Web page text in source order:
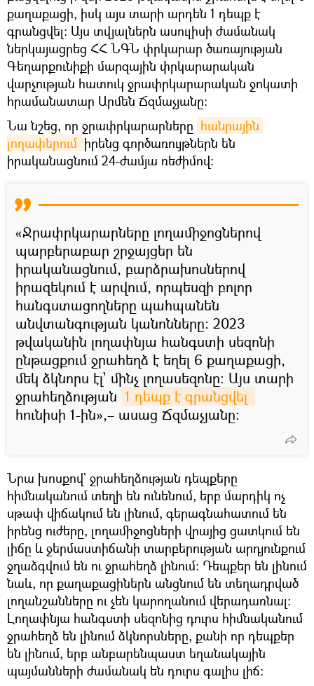
քաղաքացի, իսկ այս տարի արդեն 1 դեպք է
գրանցվել։ Այս տվյալներն ասուլիսի ժամանակ
ներկայացրեց ՀՀ ՆԳՆ փրկարար ծառայության
Գեղարքունիքի մարզային փրկարարական
վարչության հատուկ ջրափրկարարական ջոկատի
հրամանատար Արմեն Ճզմաչյանը։
Նա նշեց, որ ջրափրկարարները հանրային
լողափերում իրենց գործառույթներն են
իրականացնում 24-ժամյա ռեժիմով։
«Ջրափրկարարները լողամիջոցներով
պարբերաբար շրջայցեր են
իրականացնում, բարձրախոսներով
իրազեկում է արվում, որպեսզի բոլոր
հանգստացողները պահպանեն
անվտանգության կանոնները։ 2023
թվականին լողափնյա հանգստի սեզոնի
ընթացքում ջրահեղձ է եղել 6 քաղաքացի,
մեկ ձկնորս էլ` մինչ լողասեզոնը։ Այս տարի
ջրահեղձության
հունիսի 1-ին»,– ասաց Ճզմաչյանը։
Նրա խոսքով` ջրահեղձության դեպքերը
հիմնականում տեղի են ունենում, երբ մարդիկ ոչ
սթափ վիճակում են լինում, գերագնահատում են
իրենց ուժերը, լողամիջոցների վրայից ցատկում են
լիճը և ջերմաստիճանի տարբերության արդյունքում
ջղաձգվում են ու ջրահեղձ լինում։ Դեպքեր են լինում
նաև, որ քաղաքացիներն անցնում են տեղադրված
լողանշանները ու չեն կարողանում վերադառնալ։
Լողափնյա հանգստի սեզոնից դուրս հիմնականում
ջրահեղձ են լինում ձկնորսները, քանի որ դեպքեր
են լինում, երբ անբարենպաստ եղանակային
պայմանների ժամանակ են դուրս գալիս լիճ։